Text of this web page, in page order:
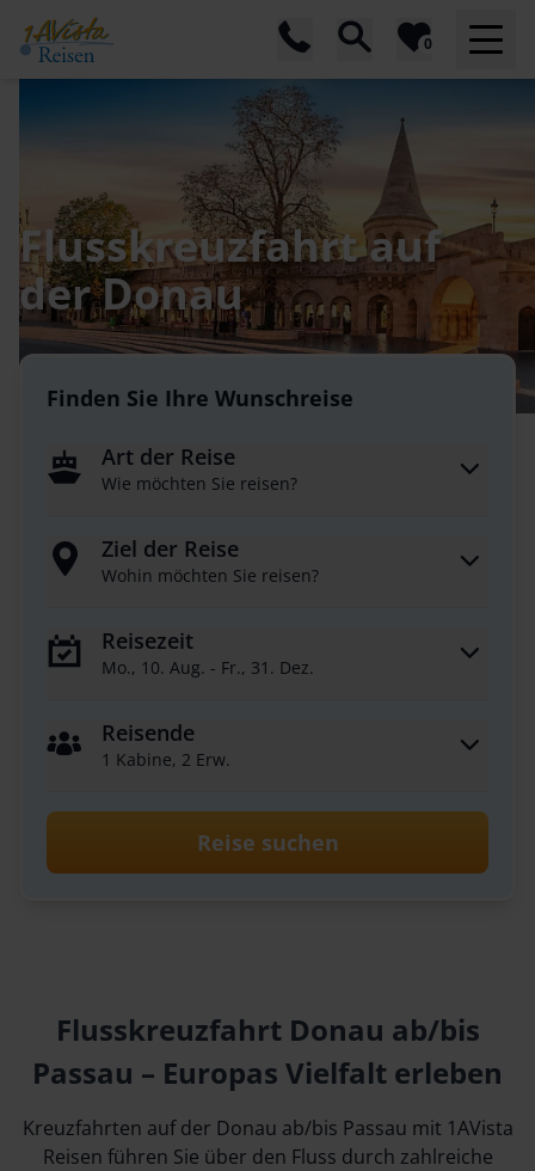
0
Flusskreuzfahrt auf
der Donau
Finden Sie Ihre Wunschreise
Art der Reise
Wie möchten Sie reisen?
Ziel der Reise
Wohin möchten Sie reisen?
Reisezeit
Mo., 10. Aug. - Fr., 31. Dez.
Reisende
1 Kabine, 2 Erw.
Reise suchen
Flusskreuzfahrt Donau ab/bis
Passau – Europas Vielfalt erleben
Kreuzfahrten auf der Donau ab/bis Passau mit 1AVista
Reisen führen Sie über den Fluss durch zahlreiche